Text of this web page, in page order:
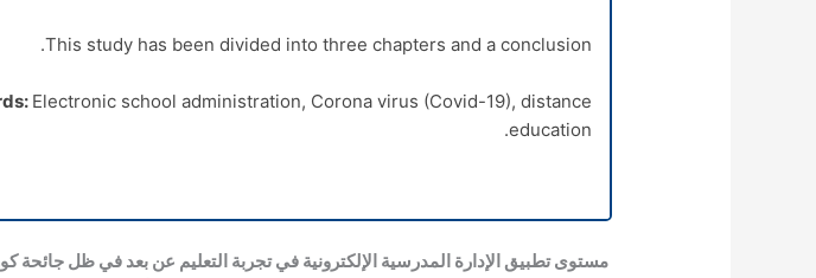
This study has been divided into three chapters and a conclusion.
Electronic school administration, Corona virus (Covid-19), distance
education.